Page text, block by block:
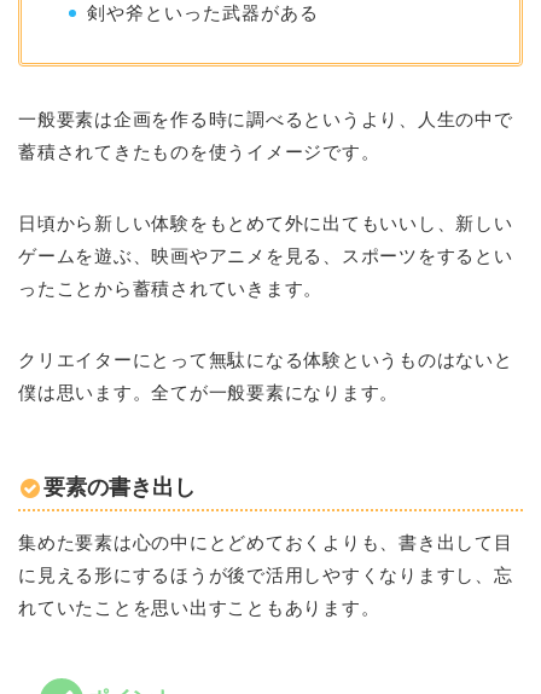
剣や斧といった武器がある
一般要素は企画を作る時に調べるというより、人生の中で
蓄積されてきたものを使うイメージです。
日頃から新しい体験をもとめて外に出てもいいし、新しい
ゲームを遊ぶ、映画やアニメを見る、スポーツをするとい
ったことから蓄積されていきます。
クリエイターにとって無駄になる体験というものはないと
僕は思います。全てが一般要素になります。
要素の書き出し
集めた要素は心の中にとどめておくよりも、書き出して目
に見える形にするほうが後で活用しやすくなりますし、忘
れていたことを思い出すこともあります。